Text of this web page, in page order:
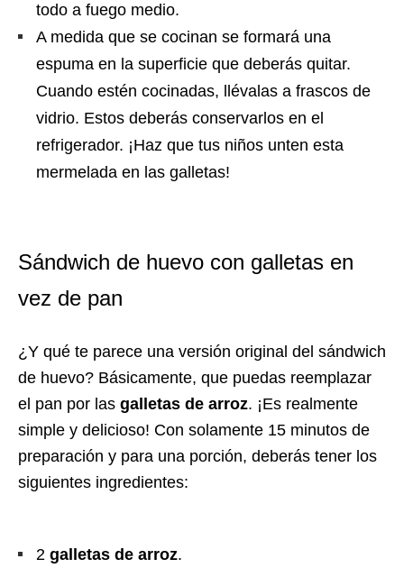
todo a fuego medio.
A medida que se cocinan se formará una
espuma en la superficie que deberás quitar.
Cuando estén cocinadas, llévalas a frascos de
vidrio. Estos deberás conservarlos en el
refrigerador. ¡Haz que tus niños unten esta
mermelada en las galletas!
Sándwich de huevo con galletas en
vez de pan
¿Y qué te parece una versión original del sándwich
de huevo? Básicamente, que puedas reemplazar
el pan por las galletas de arroz. ¡Es realmente
simple y delicioso! Con solamente 15 minutos de
preparación y para una porción, deberás tener los
siguientes ingredientes:
2 galletas de arroz.